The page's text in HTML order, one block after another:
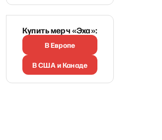
Купить мерч «Эха»:
В Европе
В США и Канаде